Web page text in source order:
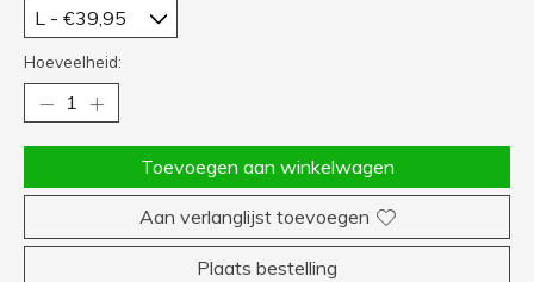
Hoeveelheid:
Toevoegen aan winkelwagen
Aan verlanglijst toevoegen
Plaats bestelling